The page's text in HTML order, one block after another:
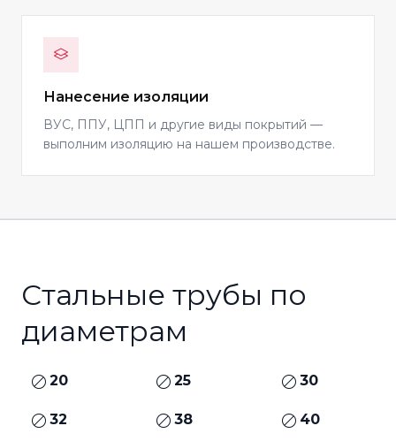
Нанесение изоляции
ВУС, ППУ, ЦПП и другие виды покрытий —
выполним изоляцию на нашем производстве.
Стальные трубы по
диаметрам
20 25 30
32 38 40